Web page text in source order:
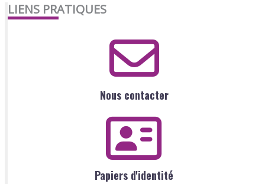
LIENS PRATIQUES
Nous contacter
Papiers d'identité